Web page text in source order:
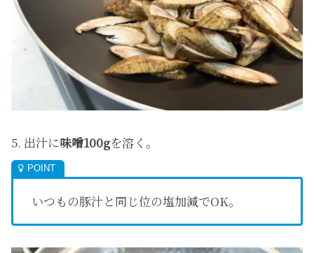
5. 出汁に味噌100gを溶く。
いつもの豚汁と同じ位の塩加減でOK。